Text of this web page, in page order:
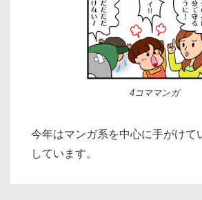
4コママンガ
今年はマンガ系を中心に手がけて
しています。